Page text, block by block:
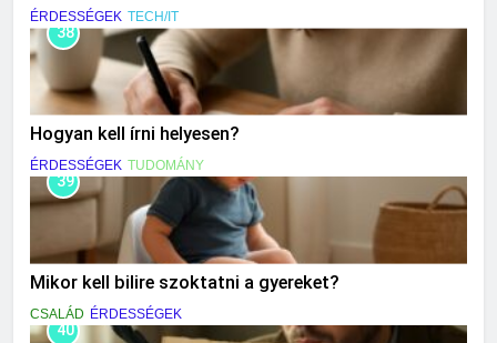
ÉRDESSÉGEK TECH/IT
38
Hogyan kell írni helyesen?
ÉRDESSÉGEK TUDOMÁNY
39
Mikor kell bilire szoktatni a gyereket?
CSALÁD ÉRDESSÉGEK
40